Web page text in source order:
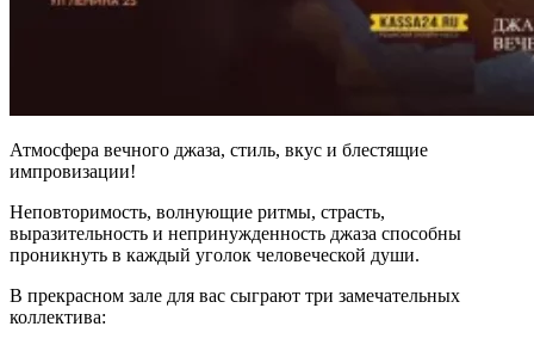
Атмосфера вечного джаза, стиль, вкус и блестящие
импровизации!
Неповторимость, волнующие ритмы, страсть,
выразительность и непринужденность джаза способны
проникнуть в каждый уголок человеческой души.
В прекрасном зале для вас сыграют три замечательных
коллектива: